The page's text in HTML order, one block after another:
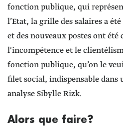
fonction publique, qui
l’Etat, la grille des salaires a
et des nouveaux postes ont été
l'incompétence et le
fonction publique, qu’on le
filet social, indispensable dans
analyse Sibylle Rizk.
Alors que faire?